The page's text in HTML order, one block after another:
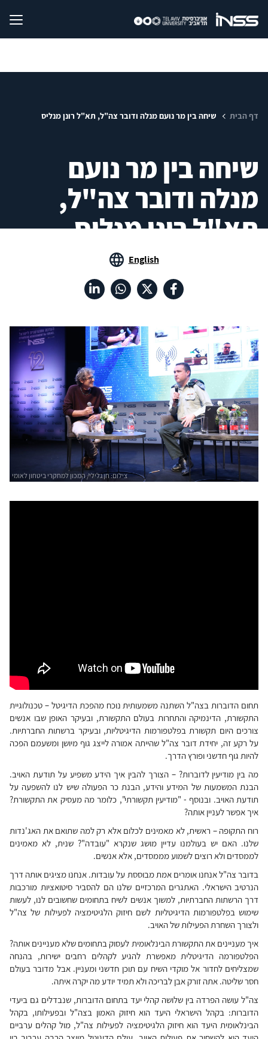
דף הבית שיחה בין מר נועם מנלה ודובר צה"ל, תא"ל רונן מנליס
שיחה בין מר נועם
מנלה ודובר צה"ל,
תא"ל רונן מנליס
English
תחום הדוברות בצה"ל השתנה משמעותית נוכח מהפכת הדיגיטל – טכנולוגיית
התקשורת, הדינמיקה והתחרות בעולם התקשורת, ובעיקר האופן שבו אנשים
צורכים היום תקשורת בפלטפורמות הדיגיטליות, ובעיקר ברשתות החברתיות.
על רקע זה, יחידת דובר צה"ל שהייתה אמורה לייצג גוף מיושן ומשעמם הפכה
להיות גוף חדשני ופורץ הדרך.
מה בין מודיעין לדוברות? – הצורך להבין איך הידע משפיע על תודעת האויב.
הבנת המשמעות של המידע והידע, הבנת כר הפעולה שיש לנו להשפעה על
תודעת האויב. ובנוסף - "מודיעין תקשורתי", כלומר מה מעסיק את התקשורת?
איך אפשר לעניין אותה?
רוח התקופה – ראשית, לא מאמינים לכלום אלא רק למה שתואם את האג'נדות
שלנו. האם יש בעולמנו עדיין מושג שנקרא "עובדה"? שנית, לא מאמינים
לממסדים ולא רוצים לשמוע מממסדים, אלא אנשים.
בדובר צה"ל אנחנו אומרים אמת מבוססת על עובדות. אנחנו מציגים אותה דרך
הנרטיב הישראלי. האתגרים המרכזיים שלנו הם להסביר סיטואציות מורכבות
דרך הרשתות החברתיות, למשוך אנשים לשיח בתחומים שחשובים לנו, לעשות
שימוש בפלטפורמות הדיגיטליות לשם חיזוק הלגיטימציה לפעילות של צה"ל
ולצורך השחרת הפעילות של האויב.
איך מעניינים את התקשורת הבינלאומית לעסוק בתחומים שלא מעניינים אותה?
הפלטפורמה הדיגיטלית מאפשרת להגיע לקהלים רחבים ישירות, בהנחה
שמצליחים לחדור אל מוקדי השיח עם תוכן חדשני ומעניין. אבל מדובר בעולם
חסר שליטה. אתה זורק אבן לבריכה ולא תמיד יודע מה יקרה איתה.
צה"ל עושה הפרדה בין שלושה קהלי יעד בתחום הדוברות, שנבדלים גם ביעדי
הדוברות: בקהל הישראלי היעד הוא חיזוק האמון בצה"ל ובפעילותו, בקהל
הבינלאומית היעד הוא חיזוק הלגיטימציה לפעילות צה"ל, מול קהלים ערביים